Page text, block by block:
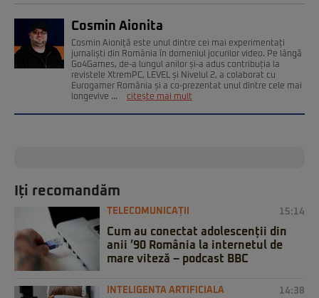
Cosmin Aionita
Cosmin Aioniță este unul dintre cei mai experimentați
jurnaliști din România în domeniul jocurilor video. Pe lângă
Go4Games, de-a lungul anilor și-a adus contribuția la
revistele XtremPC, LEVEL și Nivelul 2, a colaborat cu
Eurogamer România și a co-prezentat unul dintre cele mai
longevive ...
citește mai mult
Iți recomandăm
TELECOMUNICAȚII 15:14
Cum au conectat adolescenții din
anii ’90 România la internetul de
mare viteză – podcast BBC
INTELIGENTA ARTIFICIALA 14:38